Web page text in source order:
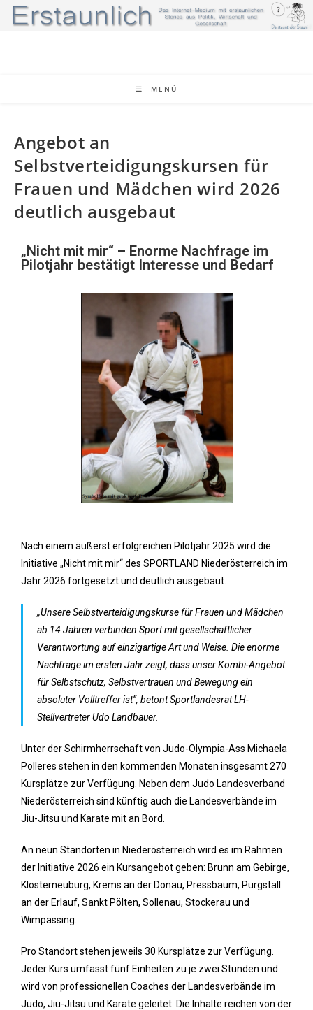
MENÜ
Angebot an
Selbstverteidigungskursen für
Frauen und Mädchen wird 2026
deutlich ausgebaut
„Nicht mit mir“ – Enorme Nachfrage im
Pilotjahr bestätigt Interesse und Bedarf
Nach einem äußerst erfolgreichen Pilotjahr 2025 wird die
Initiative „Nicht mit mir“ des SPORTLAND Niederösterreich im
Jahr 2026 fortgesetzt und deutlich ausgebaut.
„Unsere Selbstverteidigungskurse für Frauen und Mädchen
ab 14 Jahren verbinden Sport mit gesellschaftlicher
Verantwortung auf einzigartige Art und Weise. Die enorme
Nachfrage im ersten Jahr zeigt, dass unser Kombi-Angebot
für Selbstschutz, Selbstvertrauen und Bewegung ein
absoluter Volltreffer ist“, betont Sportlandesrat LH-
Stellvertreter Udo Landbauer.
Unter der Schirmherrschaft von Judo-Olympia-Ass Michaela
Polleres stehen in den kommenden Monaten insgesamt 270
Kursplätze zur Verfügung. Neben dem Judo Landesverband
Niederösterreich sind künftig auch die Landesverbände im
Jiu-Jitsu und Karate mit an Bord.
An neun Standorten in Niederösterreich wird es im Rahmen
der Initiative 2026 ein Kursangebot geben: Brunn am Gebirge,
Klosterneuburg, Krems an der Donau, Pressbaum, Purgstall
an der Erlauf, Sankt Pölten, Sollenau, Stockerau und
Wimpassing.
Pro Standort stehen jeweils 30 Kursplätze zur Verfügung.
Jeder Kurs umfasst fünf Einheiten zu je zwei Stunden und
wird von professionellen Coaches der Landesverbände im
Judo, Jiu-Jitsu und Karate geleitet. Die Inhalte reichen von der